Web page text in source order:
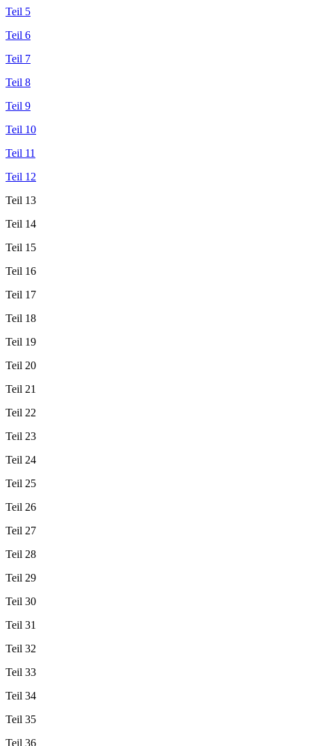
Teil 5
Teil 6
Teil 7
Teil 8
Teil 9
Teil 10
Teil 11
Teil 12
Teil 13
Teil 14
Teil 15
Teil 16
Teil 17
Teil 18
Teil 19
Teil 20
Teil 21
Teil 22
Teil 23
Teil 24
Teil 25
Teil 26
Teil 27
Teil 28
Teil 29
Teil 30
Teil 31
Teil 32
Teil 33
Teil 34
Teil 35
Teil 36